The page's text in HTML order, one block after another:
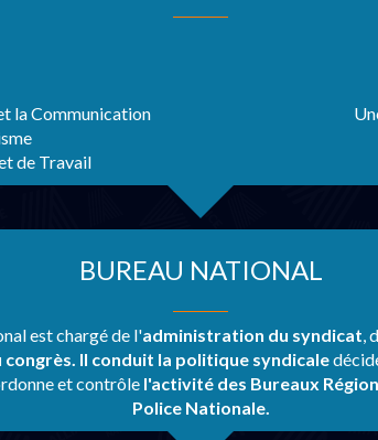
la Communication
de Travail
BUREAU NATIONAL
est chargé de l'administration du syndicat,
congrès. Il conduit la politique syndicale
et contrôle l'activité des Bureaux
Police Nationale.